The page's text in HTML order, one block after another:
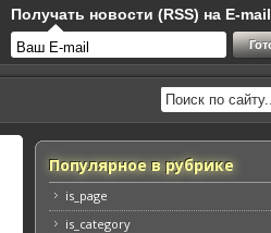
Получать новости (RSS) на E-mail
Популярное в рубрике
is_page
is_category